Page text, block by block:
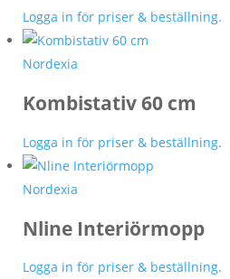
Logga in för priser & beställning.
Nordexia
Kombistativ 60 cm
Logga in för priser & beställning.
Nordexia
Nline Interiörmopp
Logga in för priser & beställning.